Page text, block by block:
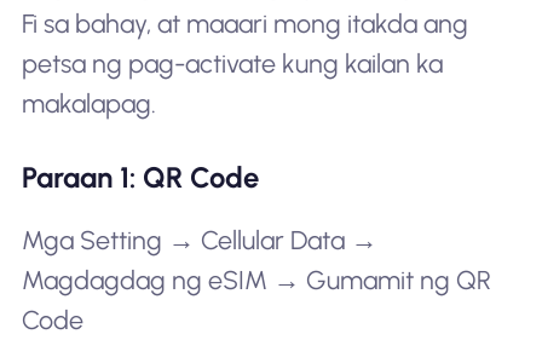
Fi sa bahay, at maaari mong itakda ang
petsa ng pag-activate kung kailan ka
makalapag.
Paraan 1: QR Code
Mga Setting → Cellular Data →
Magdagdag ng eSIM → Gumamit ng QR
Code